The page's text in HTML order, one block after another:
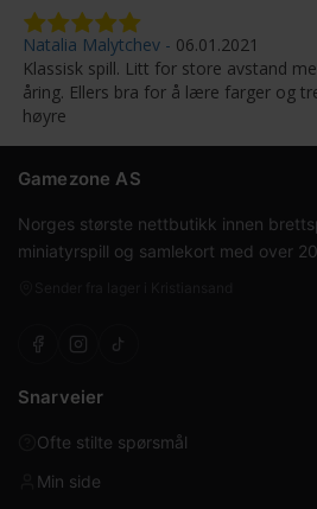
Natalia Malytchev
06.01.2021
Klassisk spill. Litt for store avstand
åring. Ellers bra for å lære farger og
høyre
Gamezone AS
Norges største nettbutikk innen
miniatyrspill og samlekort med over
Snarveier
Ofte stilte spørsmål
Min side